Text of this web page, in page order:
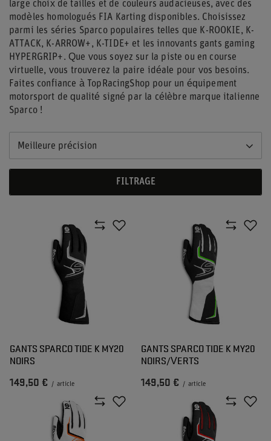
large choix de tailles et de couleurs audacieuses, avec des
modèles homologués FIA Karting disponibles. Choisissez
parmi les séries Sparco populaires telles que K-ROOKIE, K-
ATTACK, K-ARROW+, K-TIDE+ et les innovants gants gaming
HYPERGRIP+. Que vous soyez sur la piste ou en course
virtuelle, vous trouverez la paire idéale pour vos besoins.
Faites confiance à TopRacingShop pour un équipement
motorsport de qualité signé par la célèbre marque italienne
Sparco !
Meilleure précision
FILTRAGE
GANTS SPARCO TIDE K MY20
NOIRS
149,50 € / article
GANTS SPARCO TIDE K MY20
NOIRS/VERTS
149,50 € / article